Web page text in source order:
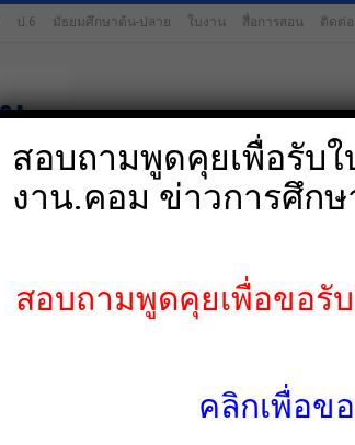
ป.6 มัธยมศึกษาต้น-ปลาย ใบงาน สื่อการสอน ติดต่อ
ป.2 ป.3 ป.4
ใบงานระบายสี หน่วยสัตว์ อนุบาล อ.1-3
สอบถามพูดคุยเพื่อรับ
งาน.คอม ข่าวการศึกษ
สอบถามพูดคุยเพื่อขอรั
คลิกเพื่อข